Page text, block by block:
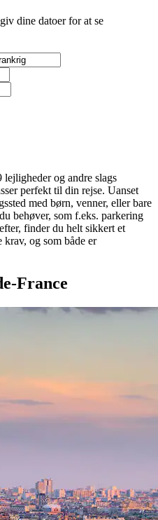
dine datoer for at se
og andre slags
perfekt til din rejse. Uanset
med børn, venner, eller bare
behøver, som f.eks. parkering
finder du helt sikkert et
og som både er
France